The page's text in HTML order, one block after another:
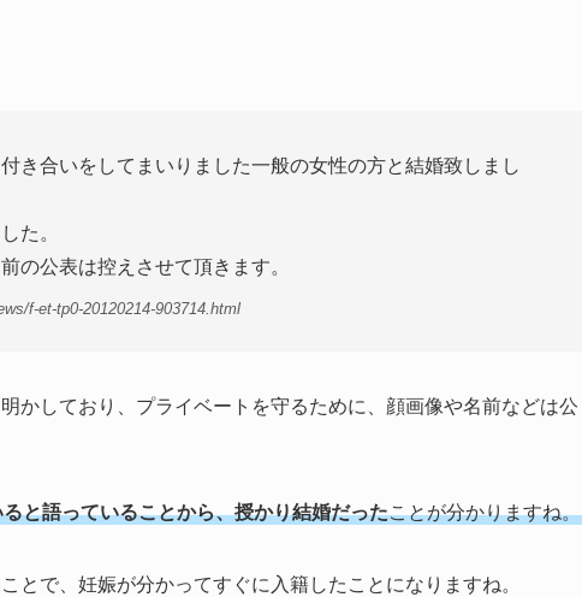
き合いをしてまいりました一般の女性の方と結婚致しまし
た。
の公表は控えさせて頂きます。
f-et-tp0-20120214-903714.html
かしており、プライベートを守るために、顔画像や名前などは公
と語っていることから、授かり結婚だったことが分かりますね。
とで、妊娠が分かってすぐに入籍したことになりますね。